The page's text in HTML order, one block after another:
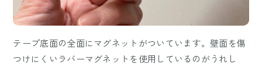
テープ底面の全面にマグネットがついています。壁面を傷
つけにくいラバーマグネットを使用しているのがうれし